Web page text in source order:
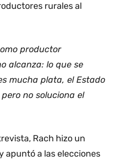
rurales al
productor
alcanza: lo que se
mucha plata, el Estado
no soluciona el
Rach hizo un
apuntó a las elecciones